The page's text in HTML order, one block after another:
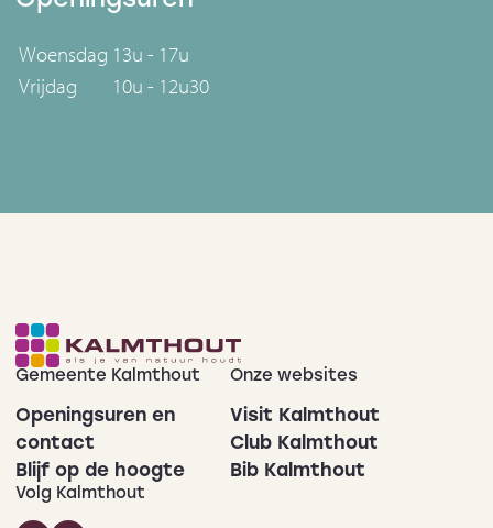
Woensdag 13u - 17u
Vrijdag
10u - 12u30
Gemeente Kalmthout
Openingsuren en
contact
Blijf op de hoogte
Onze websites
Visit Kalmthout
Club Kalmthout
Bib Kalmthout
Volg Kalmthout